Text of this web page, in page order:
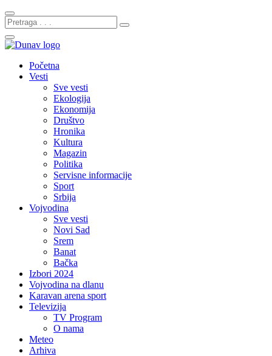
Početna
Vesti
Sve vesti
Ekologija
Ekonomija
Društvo
Hronika
Kultura
Magazin
Politika
Servisne informacije
Sport
Srbija
Vojvodina
Sve vesti
Novi Sad
Srem
Banat
Bačka
Izbori 2024
Vojvodina na dlanu
Karavan arena sport
Televizija
TV Program
O nama
Meteo
Arhiva